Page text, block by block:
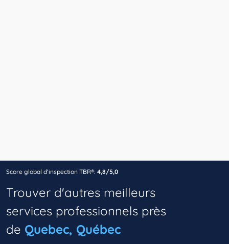
Score global d’inspection TBR®: 4,8/5,0
Trouver d'autres meilleurs
services professionnels près
de Quebec, Québec